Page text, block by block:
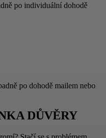
po individuální dohodě
po dohodě mailem nebo
DŮVĚRY